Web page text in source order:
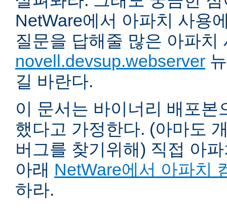
NetWare에서 아파치 사용
질문을 답해줄 많은 아파치
novell.devsup.webserver
길 바란다.
이 문서는 바이너리 배포본
했다고 가정한다. (아마도
버그를 찾기위해) 직접 아
아래 NetWare에서 아파치
하라.